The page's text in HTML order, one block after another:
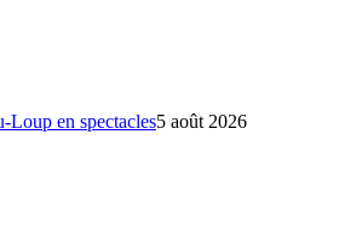
Loup en spectacles5 août 2026